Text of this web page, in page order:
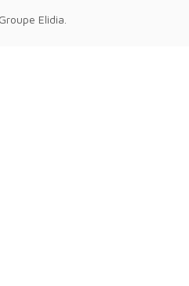
Groupe Elidia